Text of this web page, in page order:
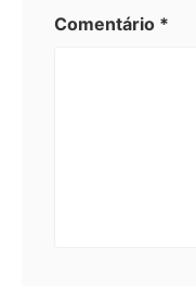
Comentário *